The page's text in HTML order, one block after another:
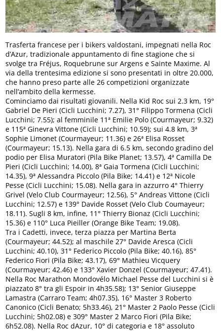
Trasferta francese per i bikers valdostani, impegnati nella Roc
d’Azur, tradizionale appuntamento di fine stagione che si
svolge tra Fréjus, Roquebrune sur Argens e Sainte Maxime. Al
via della trentesima edizione si sono presentati in oltre 20.000,
che hanno preso parte alle 26 competizioni organizzate
nell’ambito della kermesse.
Cominciamo dai risultati giovanili. Nella Kid Roc sui 2.3 km, 19°
Gabriel De Pieri (Cicli Lucchini; 7.27), 31° Filippo Tormena (Cicli
Lucchini; 7.55); al femminile 11ª Emilie Polo (Courmayeur; 9.32)
e 115ª Ginevra Vittone (Cicli Lucchini; 10.59); sui 4.8 km, 3ª
Sophie Limonet (Courmayeur; 11.36) e 26ª Elisa Rosset
(Courmayeur; 15.13). Nella gara di 6.5 km, secondo gradino del
podio per Elisa Muratori (Pila Bike Planet; 13.57), 4ª Camilla De
Pieri (Cicli Lucchini; 14.00), 8ª Gaia Tormena (Cicli Lucchini;
14.35), 9ª Alessandra Piccolo (Pila Bike; 14.41) e 12ª Nicole
Pesse (Cicli Lucchini; 15.08). Nella gara in azzurro 4° Thierry
Grivel (Velo Club Courmayeur; 12.56), 5° Andreas Vittone (Cicli
Lucchini; 12.57) e 139° Davide Rosset (Velo Club Coumayeur;
18.11). Sugli 8 km, infine, 11° Thierry Bionaz (Cicli Lucchini;
15.36) e 110° Luca Pieiller (Orange Bike Team; 19.08).
Tra i Cadetti, invece, terza piazza per Martina Berta
(Courmayeur; 44.52); al maschile 27° Davide Aresca (Cicli
Lucchini; 40.10), 31° Federico Piccolo (Pila Bike; 40.16), 85°
Federico Fiori (Pila Bike; 43.17), 69° Mathieu Vicquery
(Courmayeur; 42.46) e 133° Xavier Donzel (Courmayeur; 47.41).
Nella Roc Marathon Mondovélo Michael Pesse del Lucchini si è
piazzato 8° tra gli Espoir in 4h35.58); 13° Senior Giuseppe
Lamastra (Carraro Team; 4h07.35), 16° Master 3 Roberto
Canonico (Cicli Benato; 5h33.46), 21° Master 2 Paolo Pesse (Cicli
Lucchini; 5h02.08) e 309° Master 2 Marco Fiori (Pila Bike;
6h52.08). Nella Roc dAzur, 10° di categoria e 18° assoluto